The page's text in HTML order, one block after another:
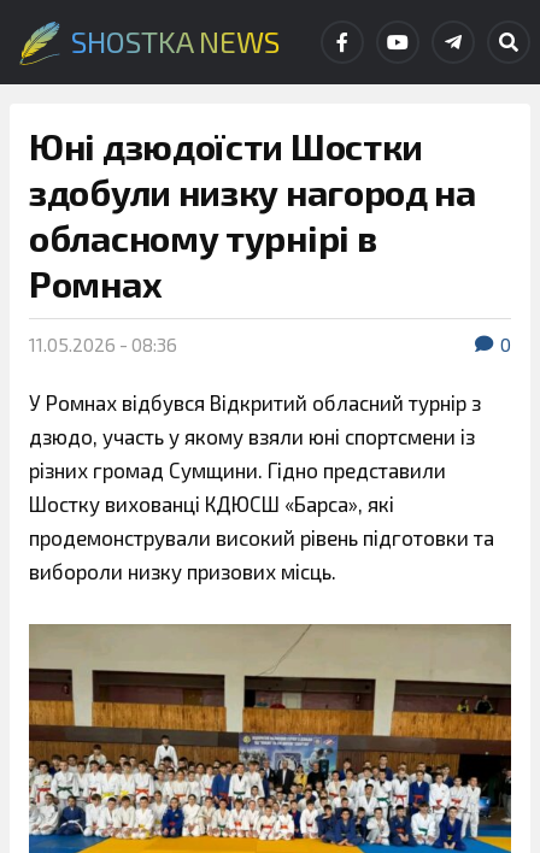
SHOSTKA NEWS
Юні дзюдоїсти Шостки
здобули низку нагород на
обласному турнірі в
Ромнах
11.05.2026 - 08:36 0
У Ромнах відбувся Відкритий обласний турнір з
дзюдо, участь у якому взяли юні спортсмени із
різних громад Сумщини. Гідно представили
Шостку вихованці КДЮСШ «Барса», які
продемонстрували високий рівень підготовки та
вибороли низку призових місць.